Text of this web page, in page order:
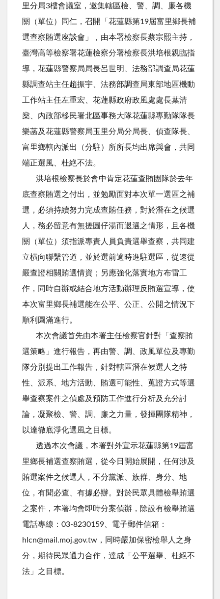
里分局3樓會議室，邀集轄區檢、警、調、廉各機
關（單位）同仁，召開「花蓮縣第19屆富里鄉長補
選查察賄選座談會」，由本署檢察長蔡宗熙主持，
臺灣高等檢察署花蓮檢察分署檢察長洪培根親臨指
導，花蓮縣警察局局長呂世明、法務部調查局花蓮
縣調查站主任趙振宇、法務部調查局東部地區機動
工作站主任左重宏、花蓮縣政府政風處處長葉清
燊、內政部移民署北區事務大隊花蓮縣專勤隊隊長
樂菡及花蓮縣警察局玉里分局分局長、偵查隊長、
富里鄉轄內派出（分駐）所所長均出席與會，共同
端正選風、杜絶不法。
洪培根檢察長於會中肯定花蓮查賄團隊於去年
底查察賄選之付出，並勉勵面對本次單一選區之補
選，必須持續努力完成查賄任務，對於潛在之候選
人，務必留意有無搓圓仔湯而退選之情形，且各機
關（單位）須指派專責人員負責選舉查察，共同建
立橫向聯繫管道，並於選前適時進駐選區，從速從
嚴查證相關賄選情資；另應強化落實地方布雷工
作，同時自辦或結合地方活動辦理反賄選宣導，使
本次富里鄉長補選能在公平、公正、公開之情況下
順利圓滿進行。
本次會議首先由本署主任檢察官針對「查察賄
選策略」進行報告，再由警、調、政風單位及專勤
隊分別提出工作報告，針對轄區潛在候選人之特
性、派系、地方活動、賄選可能性、蒐證方式等選
舉查察案件之偵處及預防工作進行分析及充分討
論，凝聚檢、警、調、廉之力量，發揮團隊精神，
以達徹底淨化選風之目標。
透過本次會議，本署對外宣示花蓮縣第19屆富
里鄉長補選查察賄選，從今日開始展開，任何涉及
賄選案件之候選人，不分黨派、族群、身分、地
位，有聞必查、有據必辦。對於民眾具體檢舉賄選
之案件，本署均會即時分案偵辦，除設有檢舉賄選
電話專線：03-8230159、電子郵件信箱：
hlcn@mail.moj.gov.tw，同時嚴加保密檢舉人之身
分，期待民眾通力合作，達成「公平選舉、杜絕不
法」之目標。